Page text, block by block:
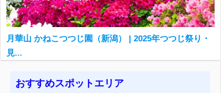
月華山 かねこつつじ園（新潟） | 2025年つつじ祭り・
見...
おすすめスポットエリア